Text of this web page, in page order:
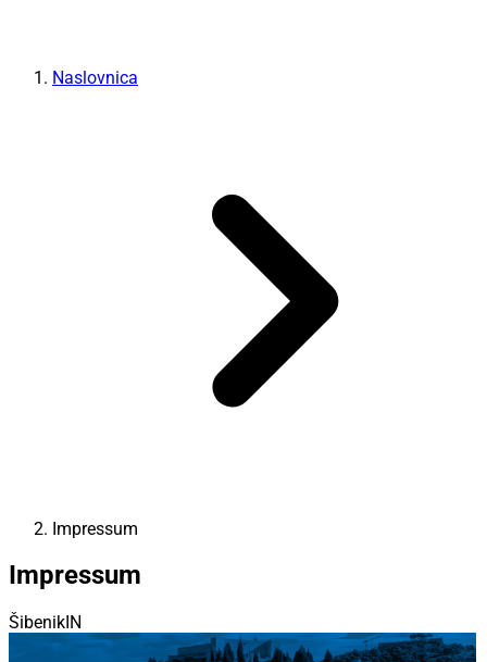
Naslovnica
Impressum
Impressum
ŠibenikIN